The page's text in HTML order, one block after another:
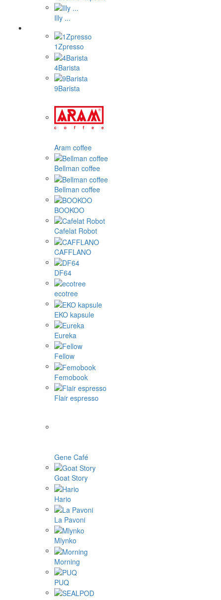
Illy ...
1Zpresso
4Barista
9Barista
Aram coffee
Bellman coffee
Bellman coffee
BOOKOO
Cafelat Robot
CAFFLANO
DF64
ecotree
EKO kapsule
Eureka
Fellow
Femobook
Flair espresso
Gene Café
Goat Story
Hario
La Pavoni
Mlynko
Morning
PUQ